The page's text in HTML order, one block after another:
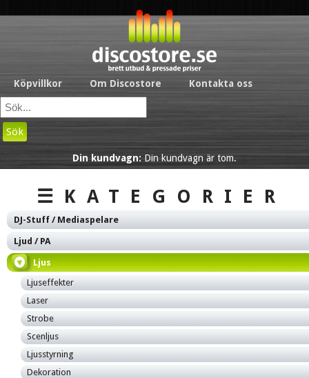
Köpvillkor Om Discostore Kontakta oss
Sök
Din kundvagn: Din kundvagn är tom.
☰KATEGORIER
DJ-Stuff / Mediaspelare
Ljud / PA
Ljus
Ljuseffekter
Laser
Strobe
Scenljus
Ljusstyrning
Dekoration